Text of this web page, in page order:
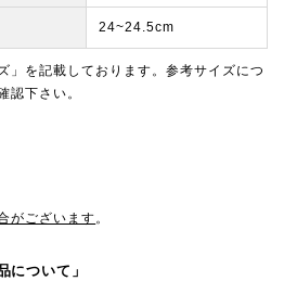
24~24.5cm
」を記載しております。参考サイズにつ
認下さい。
がございます。
について」